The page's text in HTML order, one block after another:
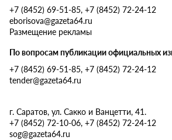
+7 (8452) 69-51-85, +7 (8452) 72-24-12
eborisova@gazeta64.ru
Размещение рекламы
По вопросам публикации официальных
+7 (8452) 69-51-85, +7 (8452) 72-24-12
tender@gazeta64.ru
г. Саратов, ул. Сакко и Ванцетти, 41.
+7 (8452) 72-10-06, +7 (8452) 72-24-12
sog@gazeta64.ru